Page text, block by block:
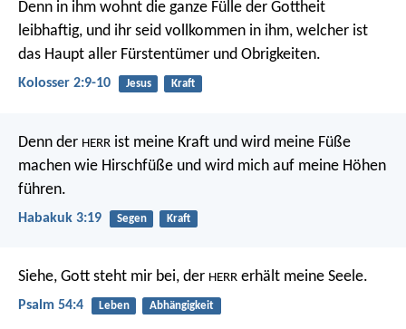
Denn in ihm wohnt die ganze Fülle der Gottheit
leibhaftig, und ihr seid vollkommen in ihm, welcher ist
das Haupt aller Fürstentümer und Obrigkeiten.
Kolosser 2:9-10 Jesus Kraft
Denn der HERR ist meine Kraft und wird meine Füße
machen wie Hirschfüße und wird mich auf meine Höhen
führen.
Habakuk 3:19 Segen Kraft
Siehe, Gott steht mir bei, der HERR erhält meine Seele.
Psalm 54:4 Leben Abhängigkeit